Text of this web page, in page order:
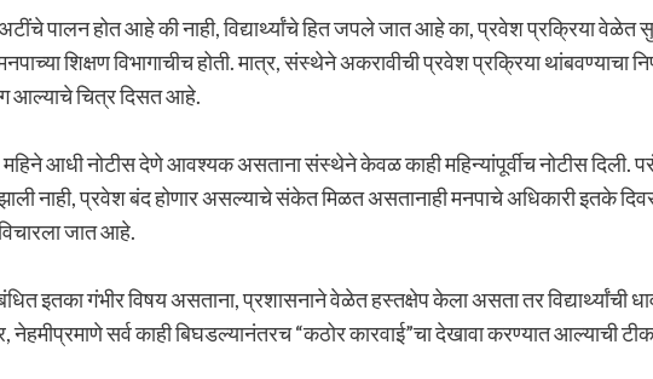
पालन होत आहे की नाही, विद्यार्थ्यांचे हित जपले जात आहे का, प्रवेश प्रक्रिया
शिक्षण विभागाचीच होती. मात्र, संस्थेने अकरावीची प्रवेश प्रक्रिया थांबवण्याचा
आल्याचे चित्र दिसत आहे.
आधी नोटीस देणे आवश्यक असताना संस्थेने केवळ काही महिन्यांपूर्वीच नोटीस दिली.
नाही, प्रवेश बंद होणार असल्याचे संकेत मिळत असतानाही मनपाचे अधिकारी इतके
जात आहे.
संबंधित इतका गंभीर विषय असताना, प्रशासनाने वेळेत हस्तक्षेप केला असता तर विद्यार्थ्यांची
सर्व काही बिघडल्यानंतरच “कठोर कारवाई”चा देखावा करण्यात आल्याची